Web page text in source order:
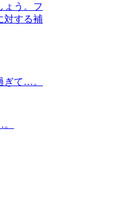
ょう。フ
対する補
ぎて…。